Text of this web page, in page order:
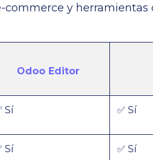
commerce y
Odoo Editor
Sí ✅ Sí
Sí ✅ Sí